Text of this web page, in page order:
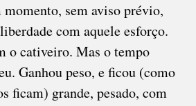
sem aviso prévio,
com aquele esforço.
o cativeiro. Mas o tempo
Ganhou peso, e ficou (como
ficam) grande, pesado, com